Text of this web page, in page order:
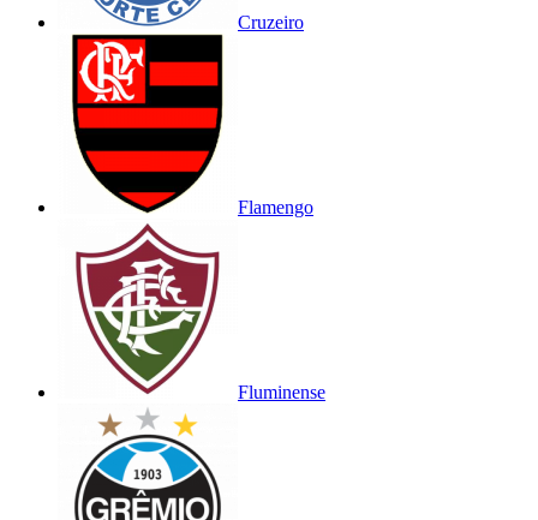
Cruzeiro
Flamengo
Fluminense